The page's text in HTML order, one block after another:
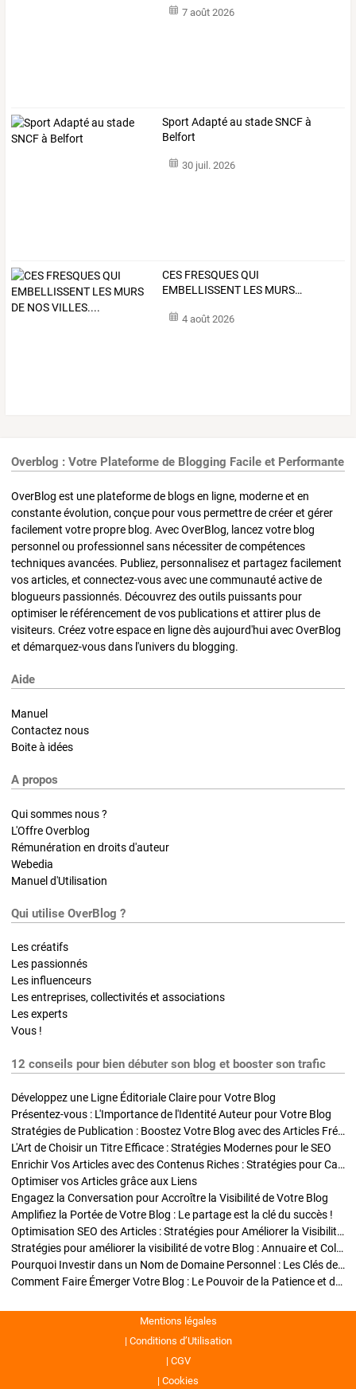
7 août 2026
Sport Adapté au stade SNCF à
Belfort
30 juil. 2026
CES FRESQUESQUI
EMBELLISSENT LES MURS…
4 août 2026
Overblog : Votre Plateforme de Blogging Facile et Performante
OverBlog est une plateforme de blogs en ligne, moderne et en
constante évolution, conçue pour vous permettre de créer et gérer
facilement votre propre blog. Avec OverBlog, lancez votre blog
personnel ou professionnel sans nécessiter de compétences
techniques avancées. Publiez, personnalisez et partagez facilement
vos articles, et connectez-vous avec une communauté active de
blogueurs passionnés. Découvrez des outils puissants pour
optimiser le référencement de vos publications et attirer plus de
visiteurs. Créez votre espace en ligne dès aujourd'hui avec OverBlog
et démarquez-vous dans l'univers du blogging.
Aide
Manuel
Contactez nous
Boite à idées
A propos
Qui sommes nous ?
L'Offre Overblog
Rémunération en droits d'auteur
Webedia
Manuel d'Utilisation
Qui utilise OverBlog ?
Les créatifs
Les passionnés
Les influenceurs
Les entreprises, collectivités et associations
Les experts
Vous !
12 conseils pour bien débuter son blog et booster son trafic
Développez une Ligne Éditoriale Claire pour Votre Blog
Présentez-vous : L'Importance de l'Identité Auteur pour Votre Blog
Stratégies de Publication : Boostez Votre Blog avec des Articles Fréquents et Exclusifs
L'Art de Choisir un Titre Efficace : Stratégies Modernes pour le SEO
Enrichir Vos Articles avec des Contenus Riches : Stratégies pour Captiver et Optimiser
Optimiser vos Articles grâce aux Liens
Engagez la Conversation pour Accroître la Visibilité de Votre Blog
Amplifiez la Portée de Votre Blog : Le partage est la clé du succès !
Optimisation SEO des Articles : Stratégies pour Améliorer la Visibilité de Votre Blog
Stratégies pour améliorer la visibilité de votre Blog : Annuaire et Collaborations
Pourquoi Investir dans un Nom de Domaine Personnel : Les Clés de la Réussite de Votre Blog
Comment Faire Émerger Votre Blog : Le Pouvoir de la Patience et de la Persévérance
Mentions légales
Conditions d’Utilisation
CGV
Cookies